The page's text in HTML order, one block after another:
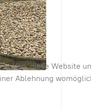
diese Website
Ablehnung